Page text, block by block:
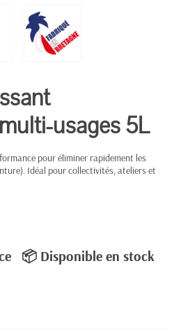
usages 5L
pour éliminer rapidement les
Idéal pour collectivités, ateliers et
📦 Disponible en stock